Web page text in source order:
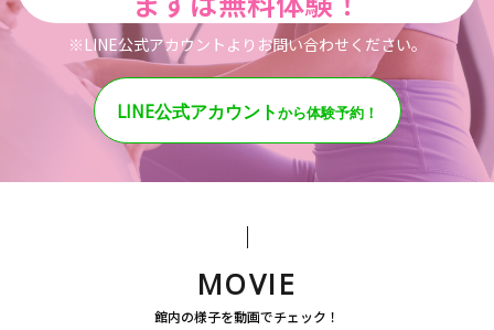
※LINE公式アカウントよりお問い合わせください。
LINE公式アカウントから体験予約！
MOVIE
館内の様子を動画でチェック！